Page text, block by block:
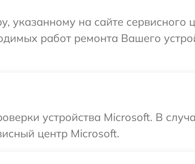
указанному на сайте сервисного
работ ремонта Вашего
устройства Microsoft. В
центр Microsoft.